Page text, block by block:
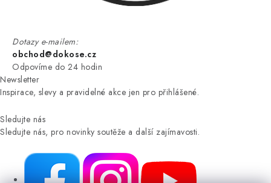
Dotazy e-mailem:
obchod@dokose.cz
Odpovíme do 24 hodin
Newsletter
Inspirace, slevy a pravidelné akce jen pro přihlášené.
Sledujte nás
Sledujte nás, pro novinky soutěže a další zajímavosti.